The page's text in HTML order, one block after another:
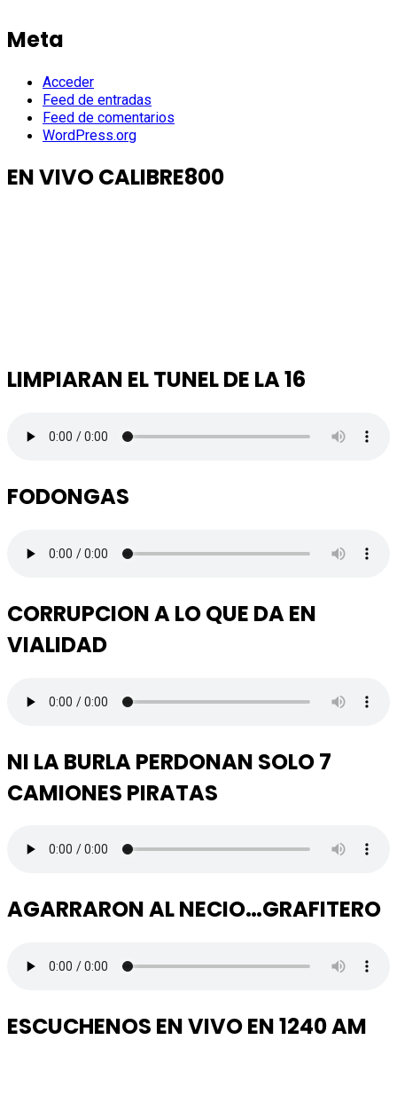
Meta
Acceder
Feed de entradas
Feed de comentarios
WordPress.org
EN VIVO CALIBRE800
LIMPIARAN EL TUNEL DE LA 16
FODONGAS
CORRUPCION A LO QUE DA EN
VIALIDAD
NI LA BURLA PERDONAN SOLO 7
CAMIONES PIRATAS
AGARRARON AL NECIO…GRAFITERO
ESCUCHENOS EN VIVO EN 1240 AM